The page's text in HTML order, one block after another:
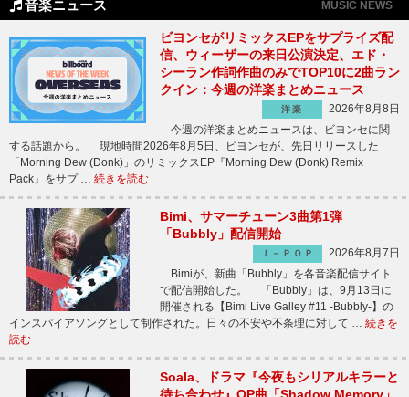
音楽ニュース MUSIC NEWS
ビヨンセがリミックスEPをサプライズ配
信、ウィーザーの来日公演決定、エド・
シーラン作詞作曲のみでTOP10に2曲ラン
クイン：今週の洋楽まとめニュース
洋楽
2026年8月8日
今週の洋楽まとめニュースは、ビヨンセに関
する話題から。 現地時間2026年8月5日、ビヨンセが、先日リリースした
「Morning Dew (Donk)」のリミックスEP『Morning Dew (Donk) Remix
Pack』をサプ … 続きを読む
Bimi、サマーチューン3曲第1弾
「Bubbly」配信開始
Ｊ－ＰＯＰ
2026年8月7日
Bimiが、新曲「Bubbly」を各音楽配信サイト
で配信開始した。 「Bubbly」は、9月13日に
開催される【Bimi Live Galley #11 -Bubbly-】の
インスパイアソングとして制作された。日々の不安や不条理に対して … 続きを
読む
Soala、ドラマ『今夜もシリアルキラーと